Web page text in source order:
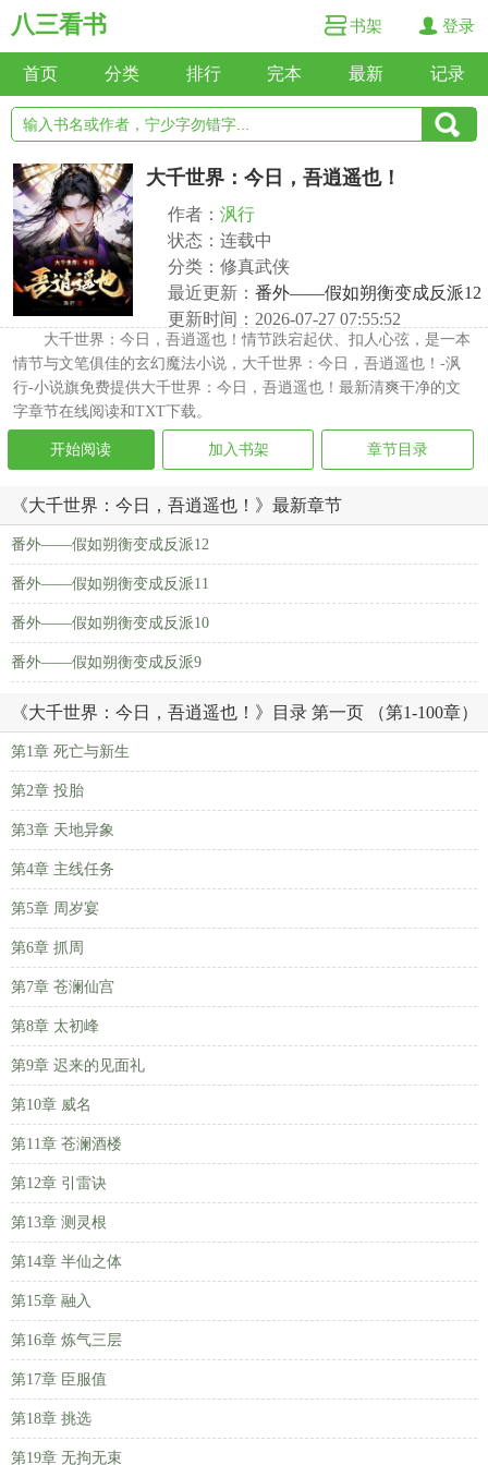
八三看书 书架 登录
首页 分类 排行 完本 最新 记录
大千世界：今日，吾逍遥也！
作者： 沨行
状态：连载中
分类：修真武侠
最近更新： 番外——假如朔衡变成反派12
更新时间：2026-07-27 07:55:52
大千世界：今日，吾逍遥也！情节跌宕起伏、扣人心弦，是一本
情节与文笔俱佳的玄幻魔法小说，大千世界：今日，吾逍遥也！-沨
行-小说旗免费提供大千世界：今日，吾逍遥也！最新清爽干净的文
字章节在线阅读和TXT下载。
开始阅读 加入书架 章节目录
《大千世界：今日，吾逍遥也！》最新章节
番外——假如朔衡变成反派12
番外——假如朔衡变成反派11
番外——假如朔衡变成反派10
番外——假如朔衡变成反派9
《大千世界：今日，吾逍遥也！》目录 第一页 （第1-100章）
第1章 死亡与新生
第2章 投胎
第3章 天地异象
第4章 主线任务
第5章 周岁宴
第6章 抓周
第7章 苍澜仙宫
第8章 太初峰
第9章 迟来的见面礼
第10章 威名
第11章 苍澜酒楼
第12章 引雷诀
第13章 测灵根
第14章 半仙之体
第15章 融入
第16章 炼气三层
第17章 臣服值
第18章 挑选
第19章 无拘无束